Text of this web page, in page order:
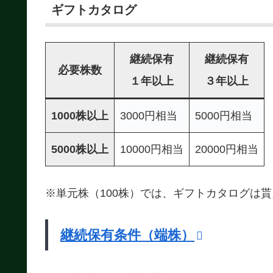
ギフトカタログ
必要株数
継続保有
１年以上
継続保有
３年以上
1000株以上 3000円相当 5000円相当
5000株以上 10000円相当 20000円相当
※単元株（100株）では、ギフトカタログは貰
継続保有条件（端株）